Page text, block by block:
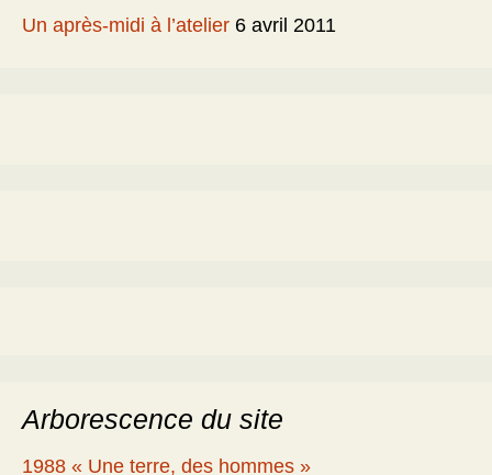
Un après-midi à l’atelier 6 avril 2011
Arborescence du site
1988 « Une terre, des hommes »